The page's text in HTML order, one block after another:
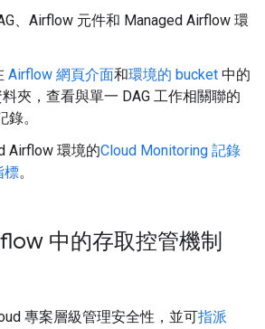
、Airflow 元件和 Managed Airflow 環
Airflow 網頁介面和環境的 bucket 中的
料夾，查看與單一 DAG 工作相關聯的
。
Airflow 環境的Cloud Monitoring 記錄
標。
中的存取控管機制
專案層級管理安全性，並可指派